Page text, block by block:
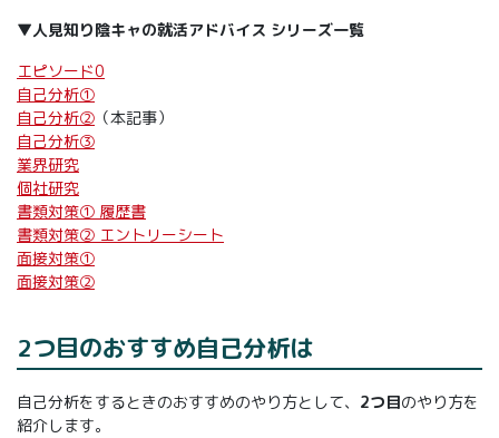
▼人見知り陰キャの就活アドバイス シリーズ一覧
エピソード0
自己分析①
自己分析② （本記事）
自己分析③
業界研究
個社研究
書類対策① 履歴書
書類対策② エントリーシート
面接対策①
面接対策②
2つ目のおすすめ自己分析は
自己分析をするときのおすすめのやり方として、 2つ目のやり方を
紹介します。